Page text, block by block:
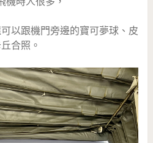
以跟機門旁邊的寶可夢球、皮
合照。